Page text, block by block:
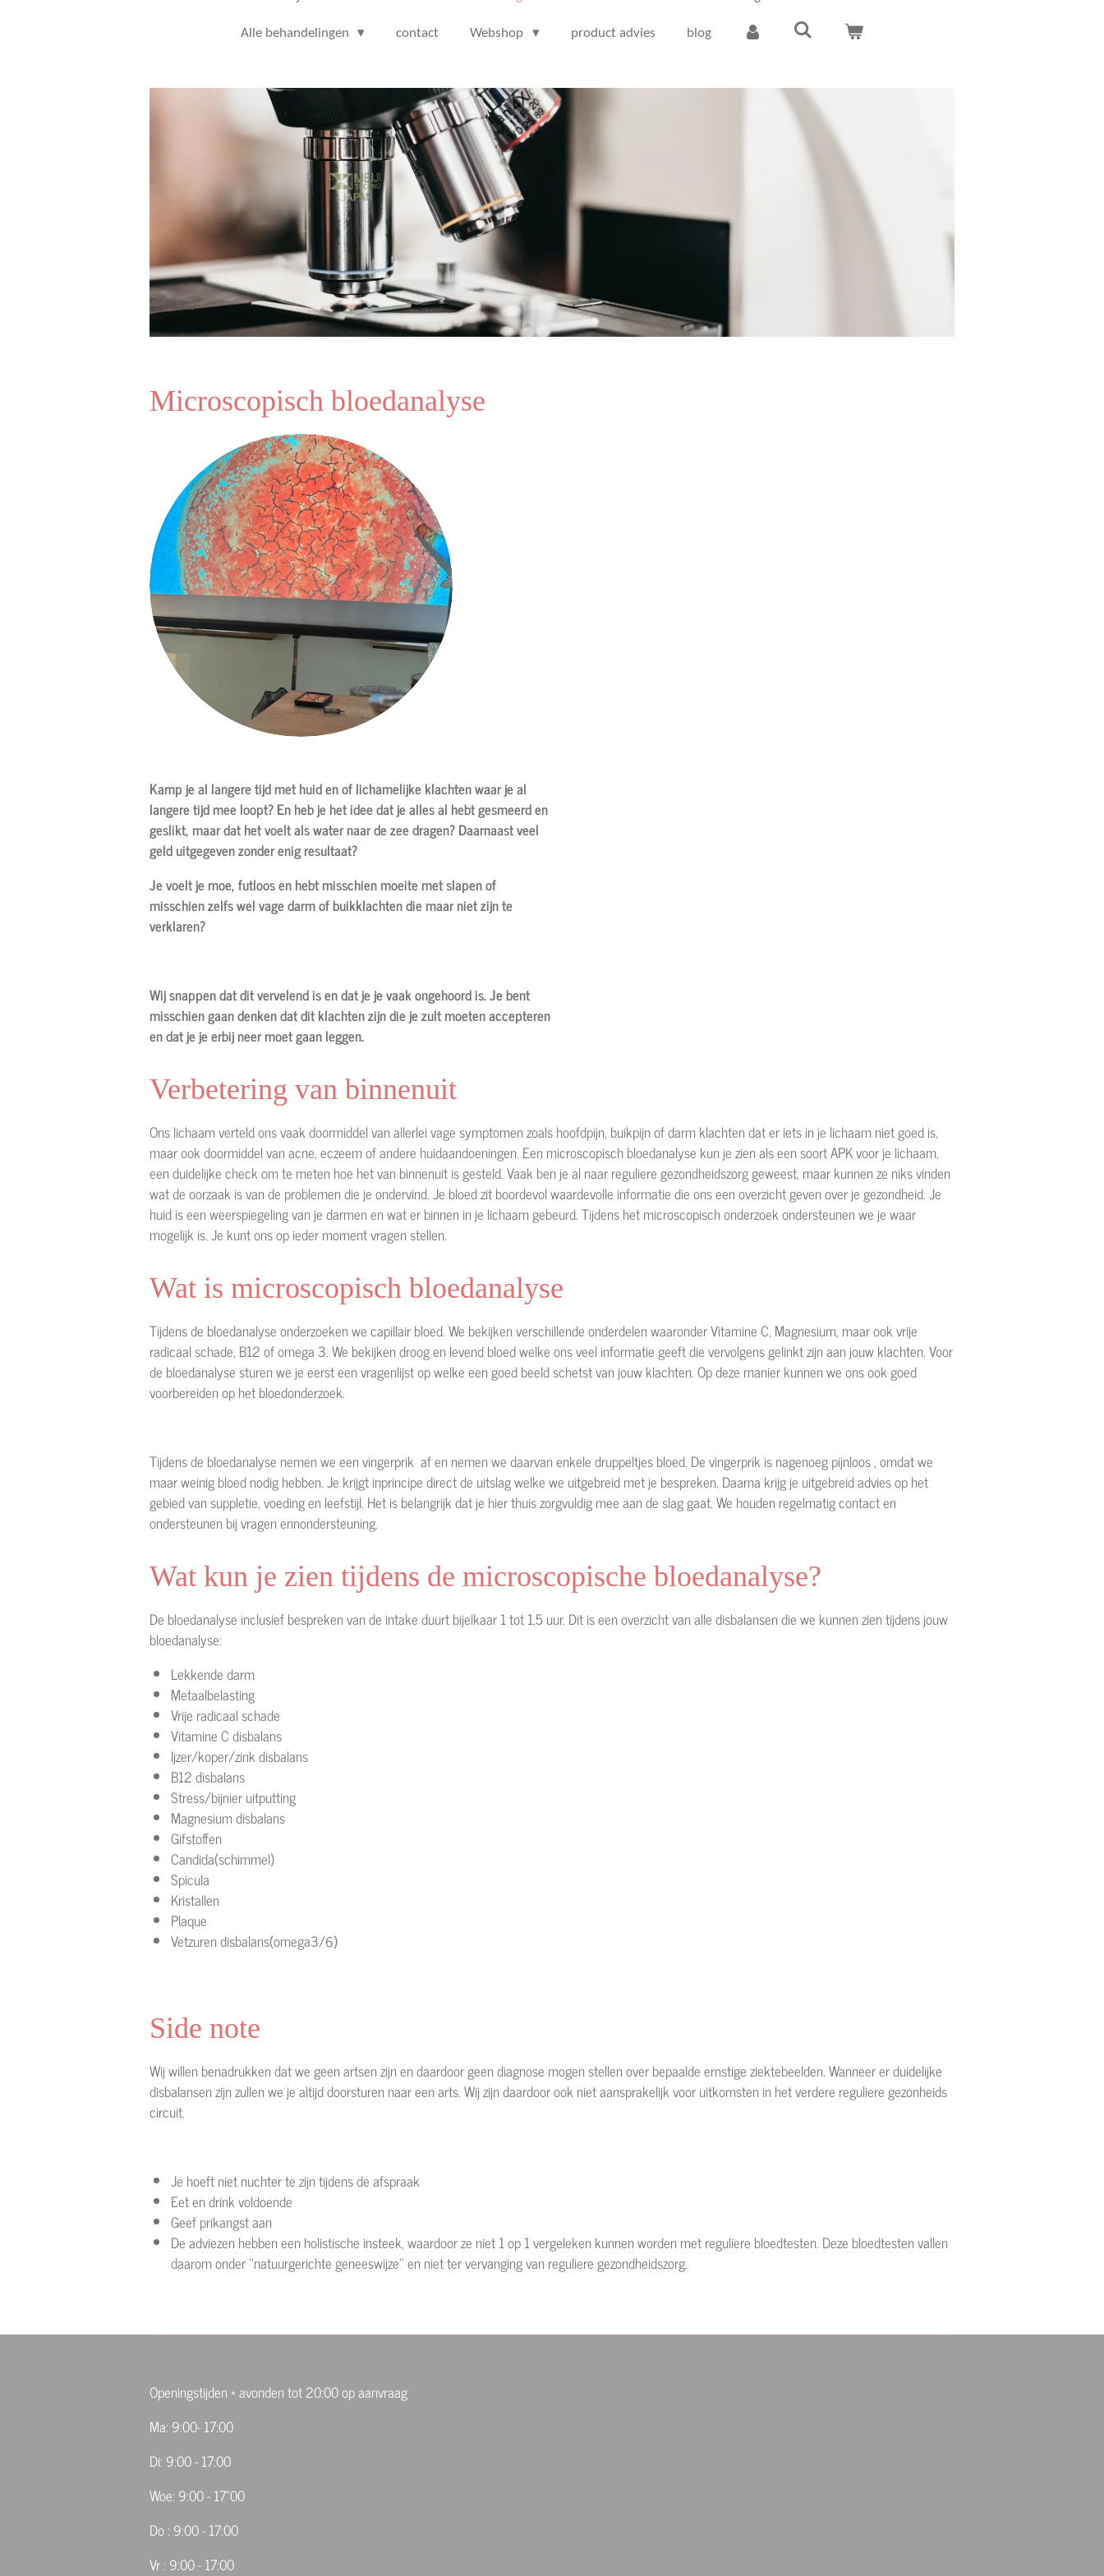
Alle behandelingen contact Webshop product advies blog
Microscopisch bloedanalyse
Kamp je al langere tijd met huid en of lichamelijke klachten waar je al
langere tijd mee loopt? En heb je het idee dat je alles al hebt gesmeerd en
geslikt, maar dat het voelt als water naar de zee dragen? Daarnaast veel
geld uitgegeven zonder enig resultaat?
Je voelt je moe, futloos en hebt misschien moeite met slapen of
misschien zelfs wel vage darm of buikklachten die maar niet zijn te
verklaren?
Wij snappen dat dit vervelend is en dat je je vaak ongehoord is. Je bent
misschien gaan denken dat dit klachten zijn die je zult moeten accepteren
en dat je je erbij neer moet gaan leggen.
Verbetering van binnenuit
Ons lichaam verteld ons vaak doormiddel van allerlei vage symptomen zoals hoofdpijn, buikpijn of darm klachten dat er iets in je lichaam niet goed is,
maar ook doormiddel van acne, eczeem of andere huidaandoeningen. Een microscopisch bloedanalyse kun je zien als een soort APK voor je lichaam,
een duidelijke check om te meten hoe het van binnenuit is gesteld. Vaak ben je al naar reguliere gezondheidszorg geweest, maar kunnen ze niks vinden
wat de oorzaak is van de problemen die je ondervind. Je bloed zit boordevol waardevolle informatie die ons een overzicht geven over je gezondheid. Je
huid is een weerspiegeling van je darmen en wat er binnen in je lichaam gebeurd. Tijdens het microscopisch onderzoek ondersteunen we je waar
mogelijk is. Je kunt ons op ieder moment vragen stellen.
Wat is microscopisch bloedanalyse
Tijdens de bloedanalyse onderzoeken we capillair bloed. We bekijken verschillende onderdelen waaronder Vitamine C, Magnesium, maar ook vrije
radicaal schade, B12 of omega 3. We bekijken droog en levend bloed welke ons veel informatie geeft die vervolgens gelinkt zijn aan jouw klachten. Voor
de bloedanalyse sturen we je eerst een vragenlijst op welke een goed beeld schetst van jouw klachten. Op deze manier kunnen we ons ook goed
voorbereiden op het bloedonderzoek.
Tijdens de bloedanalyse nemen we een vingerprik af en nemen we daarvan enkele druppeltjes bloed. De vingerprik is nagenoeg pijnloos , omdat we
maar weinig bloed nodig hebben. Je krijgt inprincipe direct de uitslag welke we uitgebreid met je bespreken. Daarna krijg je uitgebreid advies op het
gebied van suppletie, voeding en leefstijl. Het is belangrijk dat je hier thuis zorgvuldig mee aan de slag gaat. We houden regelmatig contact en
ondersteunen bij vragen ennondersteuning.
Wat kun je zien tijdens de microscopische bloedanalyse?
De bloedanalyse inclusief bespreken van de intake duurt bijelkaar 1 tot 1,5 uur. Dit is een overzicht van alle disbalansen die we kunnen zien tijdens jouw
bloedanalyse:
Lekkende darm
Metaalbelasting
Vrije radicaal schade
Vitamine C disbalans
Ijzer/koper/zink disbalans
B12 disbalans
Stress/bijnier uitputting
Magnesium disbalans
Gifstoffen
Candida(schimmel)
Spicula
Kristallen
Plaque
Vetzuren disbalans(omega3/6)
Side note
Wij willen benadrukken dat we geen artsen zijn en daardoor geen diagnose mogen stellen over bepaalde ernstige ziektebeelden. Wanneer er duidelijke
disbalansen zijn zullen we je altijd doorsturen naar een arts. Wij zijn daardoor ook niet aansprakelijk voor uitkomsten in het verdere reguliere gezonheids
circuit.
Je hoeft niet nuchter te zijn tijdens de afspraak
Eet en drink voldoende
Geef prikangst aan
De adviezen hebben een holistische insteek, waardoor ze niet 1 op 1 vergeleken kunnen worden met reguliere bloedtesten. Deze bloedtesten vallen
daarom onder ''natuurgerichte geneeswijze'' en niet ter vervanging van reguliere gezondheidszorg.
Openingstijden * avonden tot 20:00 op aanvraag
Ma: 9:00- 17:00
Di: 9:00 - 17:00
Woe: 9:00 - 17"00
Do : 9:00 - 17:00
Vr : 9:00 - 17:00